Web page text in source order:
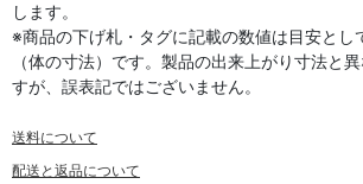
します。
※商品の下げ札・タグに記載の数値は目安とし
（体の寸法）です。製品の出来上がり寸法と
すが、誤表記ではございません。
送料について
配送と返品について